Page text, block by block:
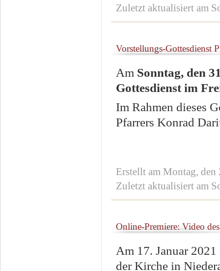
Zuletzt aktualisiert am
Vorstellungs-Gottesdienst
Am Sonntag, den
Gottesdienst im
Im Rahmen dieses
Pfarrers Konrad
Erstellt am Montag,
Zuletzt aktualisiert am
Online-Premiere: Video
Am 17. Januar
der Kirche in